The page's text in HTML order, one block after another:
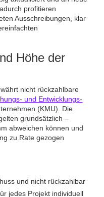
profitieren
Ausschreibungen, klar
Höhe der
nicht rückzahlbare
und Entwicklungs­
(KMU). Die
grundsätzlich –
abweichen können und
zu Rate gezogen
und nicht rückzahlbar
jedes Projekt individuell